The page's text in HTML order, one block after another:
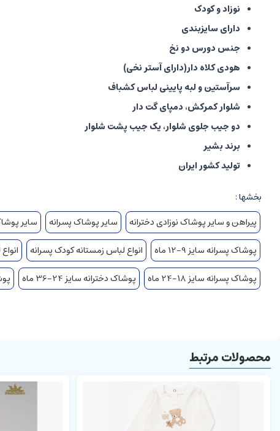
نوزاد و کودک
دارای سایزبندی
جنس دورس دو نخ
هودی کلاه دار(دارای آستر نخی)
سرآستین و لبه پایینی لباس کشباف
شلوار کمرکش، دمپای گت دار
دو جیب جلوی شلوار، یک جیب پشت شلوار
برند بشیر
تولید کشور ایران
بخشها :
پیراهن و سایر پوشاک نوزادی دخترانه
سایر پوشاک پسرانه سایر
پوشاک پسرانه سایز 9-12 ماه
انواع لباس زمستانه کودک پسرانه
پوشاک پسرانه سایز 18-24 ماه
پوشاک دخترانه سایز 24-36 ماه
محصولات مرتبط